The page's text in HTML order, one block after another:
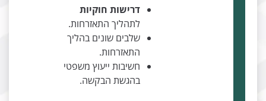
דרישות חוקיות
לתהליך התאזרחות.
שלבים שונים בהליך
התאזרחות.
חשיבות ייעוץ משפטי
בהגשת הבקשה.